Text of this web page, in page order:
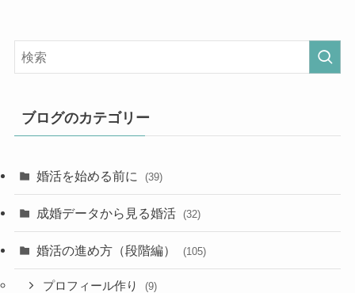
ブログのカテゴリー
婚活を始める前に (39)
成婚データから見る婚活 (32)
婚活の進め方（段階編） (105)
プロフィール作り (9)